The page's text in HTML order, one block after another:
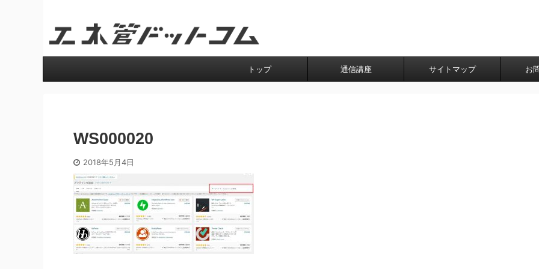
トップ 通信講座 サイトマップ お
WS000020
2018年5月4日